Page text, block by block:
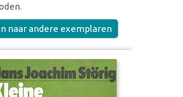
naar andere exemplaren